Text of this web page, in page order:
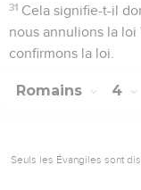
31 Cela signifie-t-il
nous annulions la loi
confirmons la loi.
Romains 4
Seuls les Évangiles sont